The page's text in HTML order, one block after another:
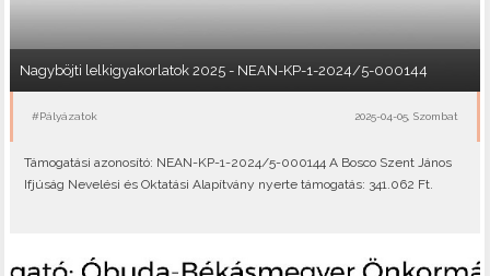
Nagyböjti lelkigyakorlatok 2025 - NEAN-KP-1-2024/5-000144
#Pályázatok 2025-04-05, Szombat
Támogatási azonosító: NEAN-KP-1-2024/5-000144 A Bosco Szent János
Ifjúság Nevelési és Oktatási Alapítvány nyerte támogatás: 341.062 Ft.